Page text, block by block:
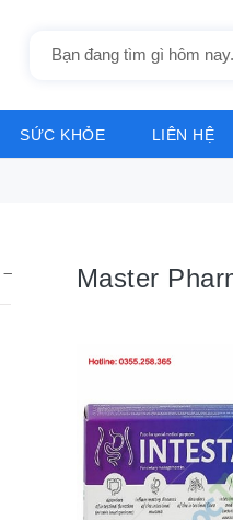
SỨC KHỎE LIÊN HỆ
Master